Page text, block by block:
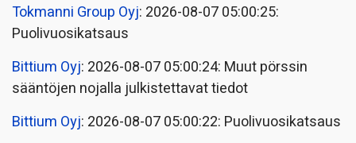
Tokmanni Group Oyj: 2026-08-07 05:00:25:
Puolivuosikatsaus
Bittium Oyj: 2026-08-07 05:00:24: Muut pörssin
sääntöjen nojalla julkistettavat tiedot
Bittium Oyj: 2026-08-07 05:00:22: Puolivuosikatsaus